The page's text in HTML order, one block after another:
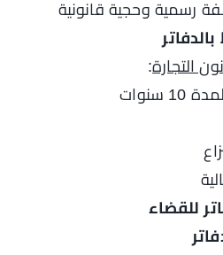
رسمية وحجية قانونية
:
سنوات
للقضاء